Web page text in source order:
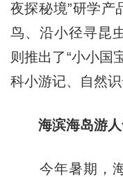
夜探秘境”研学产
鸟、沿小径寻昆
则推出了“小小国
科小游记、自然
海滨海岛游
今年暑期，海